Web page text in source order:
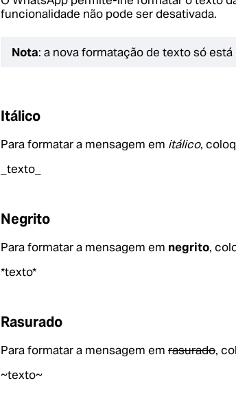
funcionalidade não pode ser desativada.
Nota: a nova formatação de texto só
Itálico
Para formatar a mensagem em itálico,
_texto_
Negrito
Para formatar a mensagem em negrito,
*texto*
Rasurado
Para formatar a mensagem em rasurado,
~texto~